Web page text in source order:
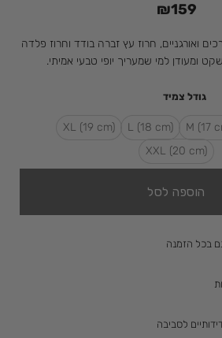
₪159
ואורגניים, חרוז עץ זברה בודד וחרוז פלדה
גודל צמיד
M (17
L (18 cm)
XL (19 cm)
XXL (20 cm)
הוספה לסל